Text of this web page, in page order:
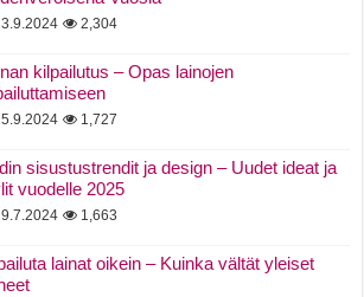
2,304
kilpailutus – Opas lainojen
1,727
sisustustrendit ja design – Uudet ideat ja
vuodelle 2025
1,663
lainat oikein – Kuinka vältät yleiset